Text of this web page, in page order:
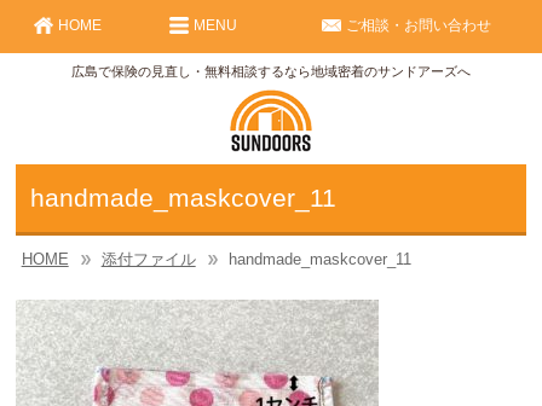
広島で保険の見直し・無料相談するなら地域密着のサンドアーズへ
HOME ご相談・お問い合わせ
MENU
handmade_maskcover_11
HOME 添付ファイル handmade_maskcover_11